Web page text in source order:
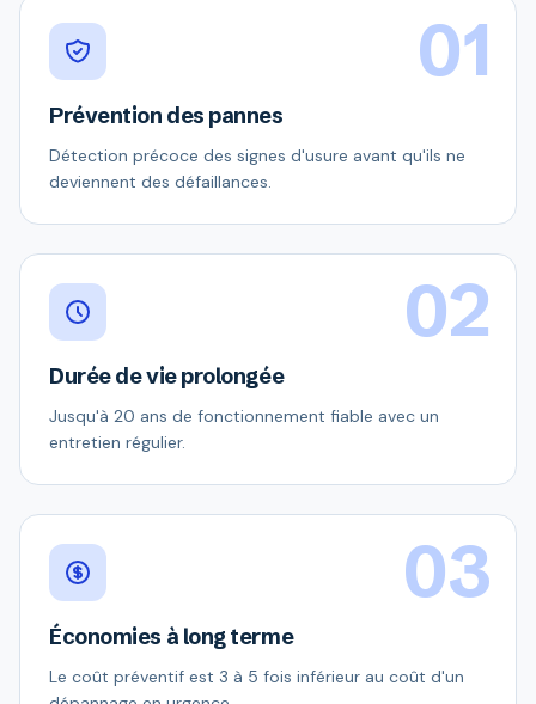
01
Prévention des pannes
Détection précoce des signes d'usure avant qu'ils ne
deviennent des défaillances.
02
Durée de vie prolongée
Jusqu'à 20 ans de fonctionnement fiable avec un
entretien régulier.
03
Économies à long terme
Le coût préventif est 3 à 5 fois inférieur au coût d'un